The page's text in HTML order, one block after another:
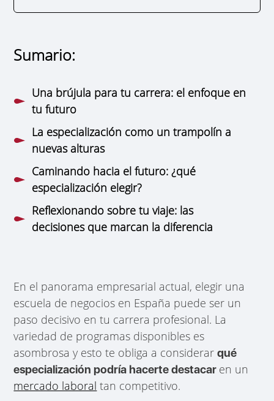
Sumario:
Una brújula para tu carrera: el enfoque en
tu futuro
La especialización como un trampolín a
nuevas alturas
Caminando hacia el futuro: ¿qué
especialización elegir?
Reflexionando sobre tu viaje: las
decisiones que marcan la diferencia
En el panorama empresarial actual, elegir una
escuela de negocios en España puede ser un
paso decisivo en tu carrera profesional. La
variedad de programas disponibles es
asombrosa y esto te obliga a considerarqué
especialización podría hacerte destacar en un
mercado laboral tan competitivo.